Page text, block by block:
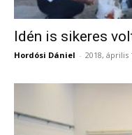
Idén is sikeres
Hordósi Dániel - 2018, április